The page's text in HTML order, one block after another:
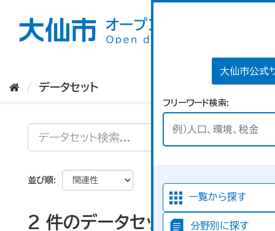
大仙市公式
フリーワード検索
一覧から探す
分野別に探す
データセット
並び順
2 件のデータセットが見つか